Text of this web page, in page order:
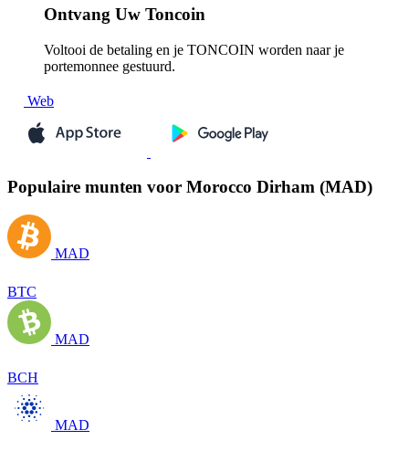
Ontvang Uw Toncoin
Voltooi de betaling en je TONCOIN worden naar je
portemonnee gestuurd.
Web
Populaire munten voor Morocco Dirham (MAD)
MAD
BTC
MAD
BCH
MAD